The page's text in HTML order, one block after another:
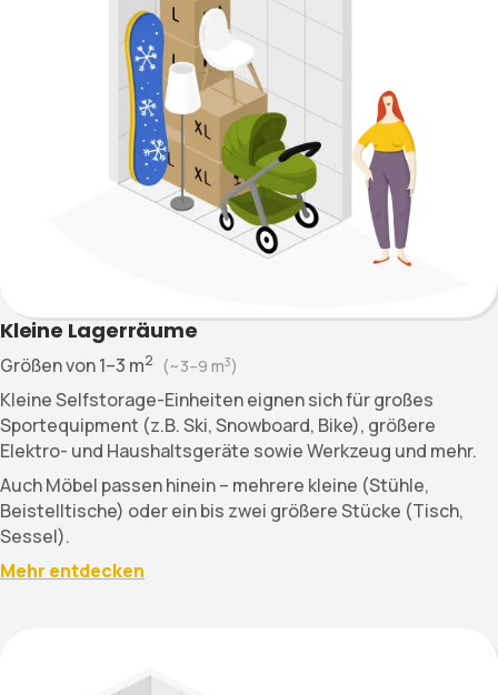
Kleine Lagerräume
Größen von1–3 m2 (~3–9 m3)
Kleine Selfstorage-Einheiten eignen sich für großes
Sportequipment (z.B. Ski, Snowboard, Bike), größere
Elektro- und Haushaltsgeräte sowie Werkzeug und mehr.
Auch Möbel passen hinein – mehrere kleine (Stühle,
Beistelltische) oder ein bis zwei größere Stücke (Tisch,
Sessel).
Mehr entdecken